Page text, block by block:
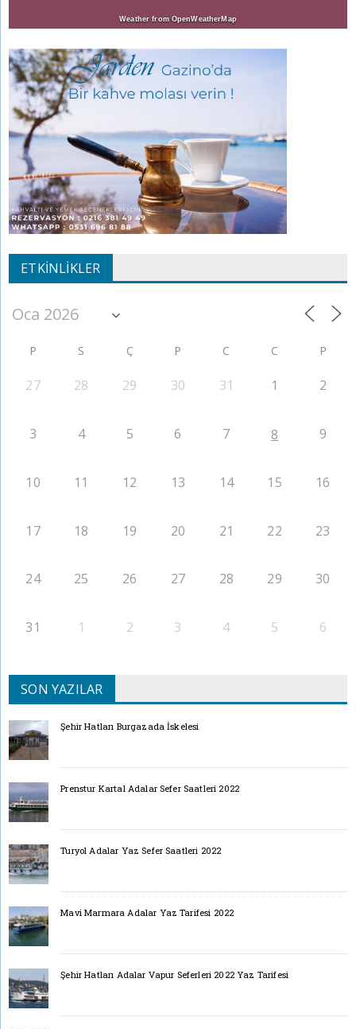
Weather from OpenWeatherMap
ETKINLIKLER
P S Ç P C C P
27 28 29 30 31 1 2
3 4 5 6 7 8 9
10 11 12 13 14 15 16
17 18 19 20 21 22 23
24 25 26 27 28 29 30
31 1 2 3 4 5 6
SON YAZILAR
Şehir Hatları Burgazada İskelesi
Prenstur Kartal Adalar Sefer Saatleri 2022
Turyol Adalar Yaz Sefer Saatleri 2022
Mavi Marmara Adalar Yaz Tarifesi 2022
Şehir Hatları Adalar Vapur Seferleri 2022 Yaz Tarifesi